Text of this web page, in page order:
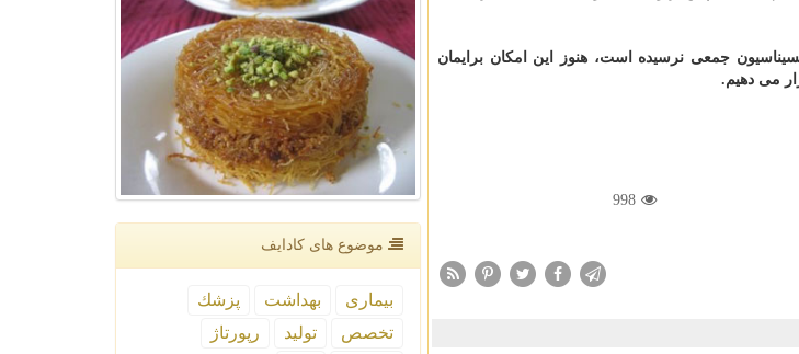
جمعی نرسیده است، هنوز این امکان برایمان
می دهیم.
998
موضوع های كادایف
بیماری بهداشت
پزشك
تخصص
تولید
رپورتاژ